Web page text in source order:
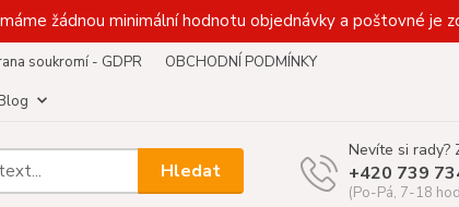
žádnou minimální hodnotu objednávky a poštovné je
soukromí - GDPR
OBCHODNÍ PODMÍNKY
Hledat
Nevíte si rady?
+420 739
(Po-Pá, 7-18